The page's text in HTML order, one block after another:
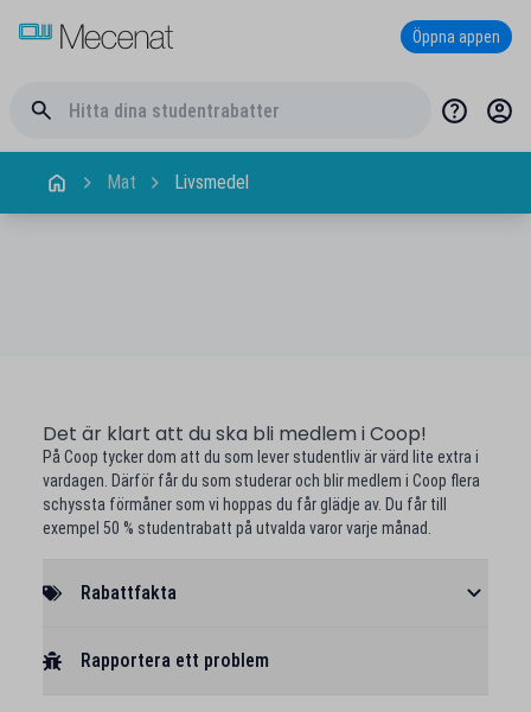
Öppna appen
Mat Livsmedel
Det är klart att du ska bli medlem i Coop!
På Coop tycker dom att du som lever studentliv är värd lite extra i
vardagen. Därför får du som studerar och blir medlem i Coop flera
schyssta förmåner som vi hoppas du får glädje av. Du får till
exempel 50 % studentrabatt på utvalda varor varje månad.
Rabattfakta
Rapportera ett problem